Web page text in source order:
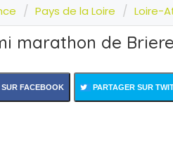
Pays de la Loire Loire-
marathon de Briere
FACEBOOK PARTAGER SUR